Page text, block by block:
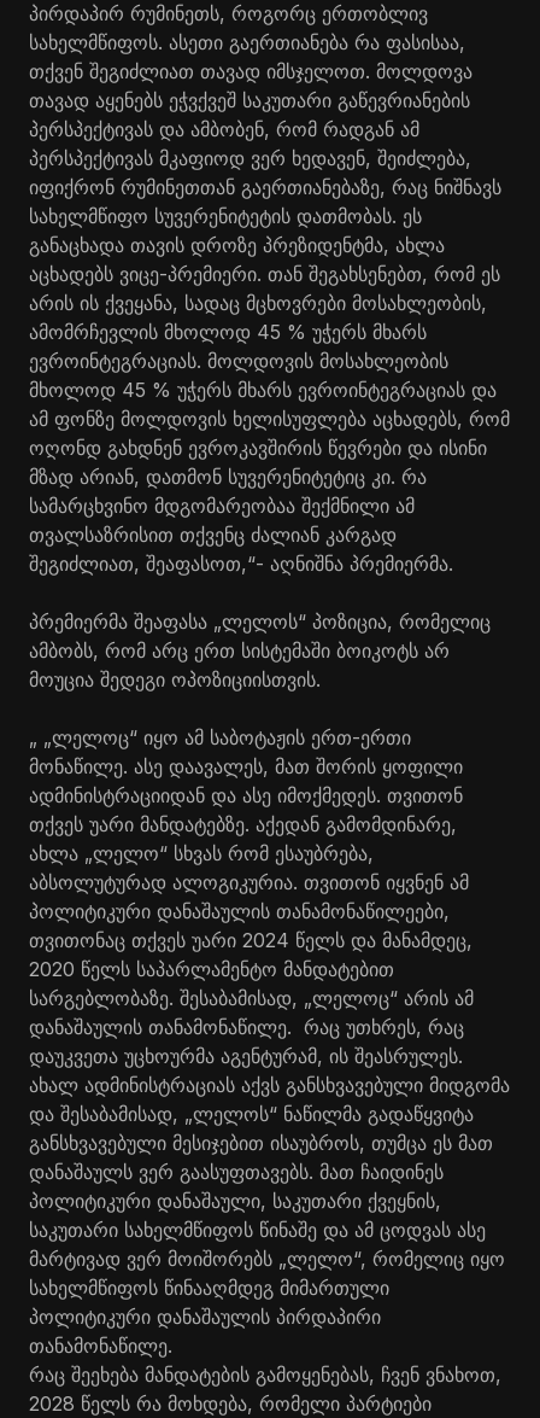
პირდაპირ რუმინეთს, როგორც ერთობლივ
სახელმწიფოს. ასეთი გაერთიანება რა ფასისაა,
თქვენ შეგიძლიათ თავად იმსჯელოთ. მოლდოვა
თავად აყენებს ეჭვქვეშ საკუთარი გაწევრიანების
პერსპექტივას და ამბობენ, რომ რადგან ამ
პერსპექტივას მკაფიოდ ვერ ხედავენ, შეიძლება,
იფიქრონ რუმინეთთან გაერთიანებაზე, რაც ნიშნავს
სახელმწიფო სუვერენიტეტის დათმობას. ეს
განაცხადა თავის დროზე პრეზიდენტმა, ახლა
აცხადებს ვიცე-პრემიერი. თან შეგახსენებთ, რომ ეს
არის ის ქვეყანა, სადაც მცხოვრები მოსახლეობის,
ამომრჩევლის მხოლოდ 45 % უჭერს მხარს
ევროინტეგრაციას. მოლდოვის მოსახლეობის
მხოლოდ 45 % უჭერს მხარს ევროინტეგრაციას და
ამ ფონზე მოლდოვის ხელისუფლება აცხადებს, რომ
ოღონდ გახდნენ ევროკავშირის წევრები და ისინი
მზად არიან, დათმონ სუვერენიტეტიც კი. რა
სამარცხვინო მდგომარეობაა შექმნილი ამ
თვალსაზრისით თქვენც ძალიან კარგად
შეგიძლიათ, შეაფასოთ,“- აღნიშნა პრემიერმა.
პრემიერმა შეაფასა „ლელოს“ პოზიცია, რომელიც
ამბობს, რომ არც ერთ სისტემაში ბოიკოტს არ
მოუცია შედეგი ოპოზიციისთვის.
„ „ლელოც“ იყო ამ საბოტაჟის ერთ-ერთი
მონაწილე. ასე დაავალეს, მათ შორის ყოფილი
ადმინისტრაციიდან და ასე იმოქმედეს. თვითონ
თქვეს უარი მანდატებზე. აქედან გამომდინარე,
ახლა „ლელო“ სხვას რომ ესაუბრება,
აბსოლუტურად ალოგიკურია. თვითონ იყვნენ ამ
პოლიტიკური დანაშაულის თანამონაწილეები,
თვითონაც თქვეს უარი 2024 წელს და მანამდეც,
2020 წელს საპარლამენტო მანდატებით
სარგებლობაზე. შესაბამისად, „ლელოც“ არის ამ
დანაშაულის თანამონაწილე. რაც უთხრეს, რაც
დაუკვეთა უცხოურმა აგენტურამ, ის შეასრულეს.
ახალ ადმინისტრაციას აქვს განსხვავებული მიდგომა
და შესაბამისად, „ლელოს“ ნაწილმა გადაწყვიტა
განსხვავებული მესიჯებით ისაუბროს, თუმცა ეს მათ
დანაშაულს ვერ გაასუფთავებს. მათ ჩაიდინეს
პოლიტიკური დანაშაული, საკუთარი ქვეყნის,
საკუთარი სახელმწიფოს წინაშე და ამ ცოდვას ასე
მარტივად ვერ მოიშორებს „ლელო“, რომელიც იყო
სახელმწიფოს წინააღმდეგ მიმართული
პოლიტიკური დანაშაულის პირდაპირი
თანამონაწილე.
რაც შეეხება მანდატების გამოყენებას, ჩვენ ვნახოთ,
2028 წელს რა მოხდება, რომელი პარტიები